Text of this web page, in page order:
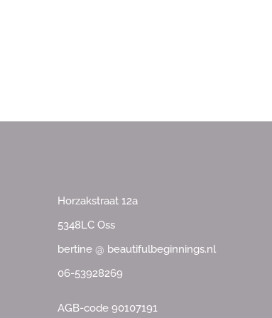
Horzakstraat 12a
5348LC Oss
bertine @ beautifulbeginnings.nl
06-53928269
AGB-code 90107191